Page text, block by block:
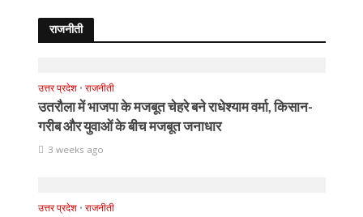
राजनीती
उत्तर प्रदेश • राजनीती
उतरौला में भाजपा के मजबूत चेहरे बने राधेश्याम वर्मा, किसान-
गरीब और युवाओं के बीच मजबूत जनाधार
3 weeks ago
उत्तर प्रदेश • राजनीती